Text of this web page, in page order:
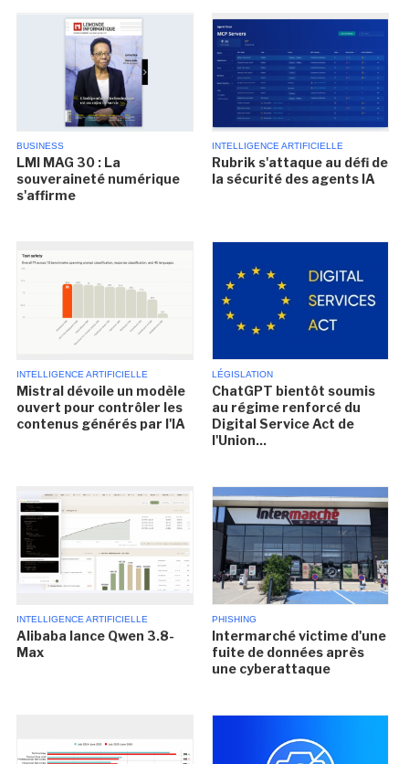
BUSINESS
LMI MAG 30 : La
souveraineté numérique
s'affirme
INTELLIGENCE ARTIFICIELLE
Rubrik s'attaque au défi de
la sécurité des agents IA
INTELLIGENCE ARTIFICIELLE
Mistral dévoile un modèle
ouvert pour contrôler les
contenus générés par l'IA
LÉGISLATION
ChatGPT bientôt soumis
au régime renforcé du
Digital Service Act de
l'Union...
INTELLIGENCE ARTIFICIELLE
Alibaba lance Qwen 3.8-
Max
PHISHING
Intermarché victime d'une
fuite de données après
une cyberattaque